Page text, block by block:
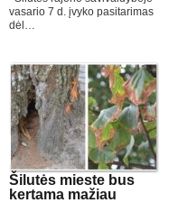
vasario 7 d. įvyko pasitarimas
dėl…
Šilutės mieste bus
kertama mažiau